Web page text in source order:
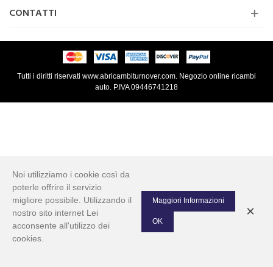
CONTATTI
Tutti i diritti riservati www.abricambiturnover.com. Negozio online ricambi
auto. P.IVA 09446741218
Noi utilizziamo i cookie così da
poterle offrire il servizio
migliore possibile. Utilizzando il
nostro sito internet Lei
acconsente all'utilizzo dei
cookies.
Maggiori Informazioni
OK
×